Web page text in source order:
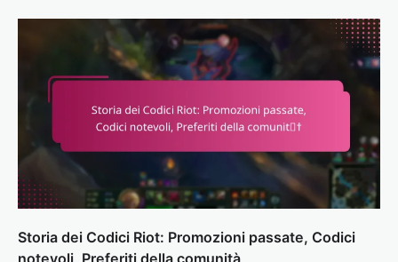
Storia dei Codici Riot: Promozioni passate, Codici